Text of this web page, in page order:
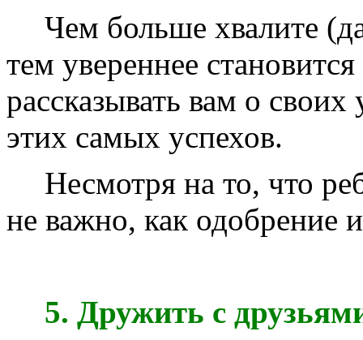
Чем больше хвалите
тем увереннее
рассказывать вам о
этих самых успехов.
Несмотря на то, что
не важно, как одобрение
5. Дружить с